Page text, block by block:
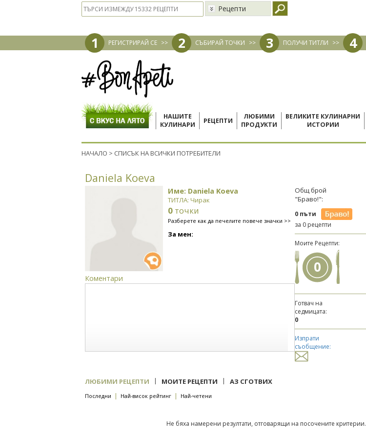
Рецепти
1 РЕГИСТРИРАЙ СЕ >> 2 СЪБИРАЙ ТОЧКИ >> 3 ПОЛУЧИ ТИТЛИ >> 4
НАШИТЕ
КУЛИНАРИ
РЕЦЕПТИ
ЛЮБИМИ
ПРОДУКТИ
ВЕЛИКИТЕ КУЛИНАРНИ
ИСТОРИИ
НАЧАЛО > СПИСЪК НА ВСИЧКИ ПОТРЕБИТЕЛИ
Daniela Koeva
Име: Daniela Koeva
ТИТЛА: Чирак
0 точки
Разберете как да печелите повече значки >>
За мен:
Коментари
Общ брой
"Браво!":
0 пъти
за 0 рецепти
Моите Рецепти:
0
Готвач на
седмицата:
0
Изпрати
съобщение:
ЛЮБИМИ РЕЦЕПТИ | МОИТЕ РЕЦЕПТИ | АЗ СГОТВИХ
Последни | Най-висок рейтинг | Най-четени
Не бяха намерени резултати, отговарящи на посочените критерии.